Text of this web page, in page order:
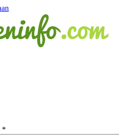
*